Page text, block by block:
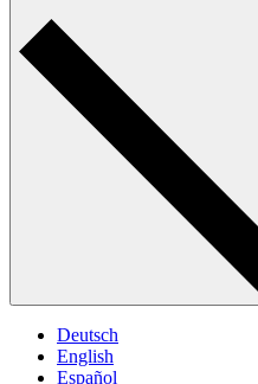
Deutsch
English
Español